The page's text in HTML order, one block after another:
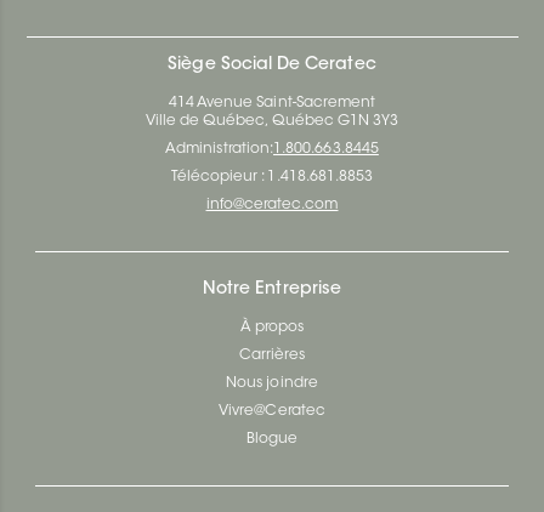
Siège Social De Ceratec
414 Avenue Saint-Sacrement
Ville de Québec, Québec G1N 3Y3
Administration: 1.800.663.8445
Télécopieur : 1.418.681.8853
info@ceratec.com
Notre Entreprise
À propos
Carrières
Nous joindre
Vivre@Ceratec
Blogue